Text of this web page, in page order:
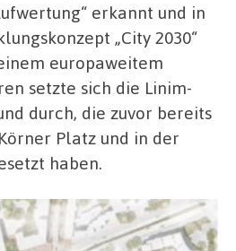
erkannt und in
„City 2030“
europaweitem
setzte sich die Linim-
durch, die zuvor bereits
Platz und in der
haben.